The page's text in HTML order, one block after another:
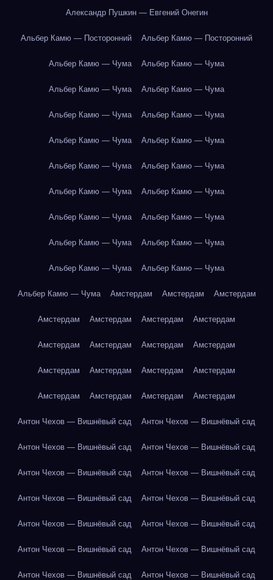
Александр Пушкин — Евгений Онегин
Альбер Камю — Посторонний Альбер Камю — Посторонний
Альбер Камю — Чума Альбер Камю — Чума
Альбер Камю — Чума Альбер Камю — Чума
Альбер Камю — Чума Альбер Камю — Чума
Альбер Камю — Чума Альбер Камю — Чума
Альбер Камю — Чума Альбер Камю — Чума
Альбер Камю — Чума Альбер Камю — Чума
Альбер Камю — Чума Альбер Камю — Чума
Альбер Камю — Чума Альбер Камю — Чума
Альбер Камю — Чума Альбер Камю — Чума
Альбер Камю — Чума Амстердам Амстердам Амстердам
Амстердам Амстердам Амстердам Амстердам
Амстердам Амстердам Амстердам Амстердам
Амстердам Амстердам Амстердам Амстердам
Амстердам Амстердам Амстердам Амстердам
Антон Чехов — Вишнёвый сад Антон Чехов — Вишнёвый сад
Антон Чехов — Вишнёвый сад Антон Чехов — Вишнёвый сад
Антон Чехов — Вишнёвый сад Антон Чехов — Вишнёвый сад
Антон Чехов — Вишнёвый сад Антон Чехов — Вишнёвый сад
Антон Чехов — Вишнёвый сад Антон Чехов — Вишнёвый сад
Антон Чехов — Вишнёвый сад Антон Чехов — Вишнёвый сад
Антон Чехов — Вишнёвый сад Антон Чехов — Вишнёвый сад